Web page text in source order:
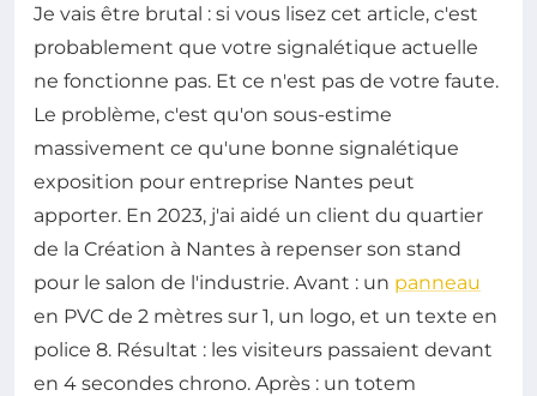
Je vais être brutal : si vous lisez cet article, c'est
probablement que votre signalétique actuelle
ne fonctionne pas. Et ce n'est pas de votre faute.
Le problème, c'est qu'on sous-estime
massivement ce qu'une bonne signalétique
exposition pour entreprise Nantes peut
apporter. En 2023, j'ai aidé un client du quartier
de la Création à Nantes à repenser son stand
pour le salon de l'industrie. Avant : un panneau
en PVC de 2 mètres sur 1, un logo, et un texte en
police 8. Résultat : les visiteurs passaient devant
en 4 secondes chrono. Après : un totem